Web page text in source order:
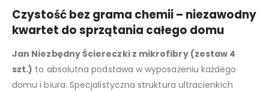
Czystość bez grama chemii – niezawodny
kwartet do sprzątania całego domu
Jan Niezbędny Ściereczki z mikrofibry (zestaw 4
szt.) to absolutna podstawa w wyposażeniu każdego
domu i biura. Specjalistyczna struktura ultracienkich